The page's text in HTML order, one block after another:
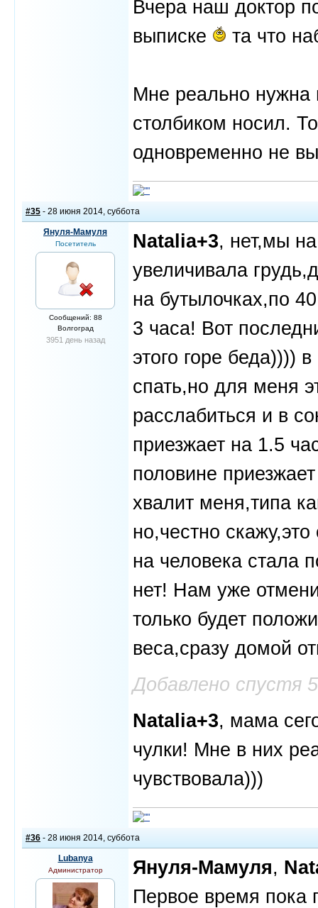
Вчера наш доктор
выписке
та что
Мне реально нужна
столбиком носил.
одновременно не
#35 - 28 июня 2014, суббота
Януля-Мамуля
Посетитель
Сообщений: 88
Волгоград
3951 день назад
Natalia+3, нет,мы
увеличивала
на бутылочках,по
3 часа! Вот
этого горе беда))))
спать,но для меня
расслабиться и в
приезжает на 1.5
половине
хвалит меня,типа
но,честно
на человека стала
нет! Нам уже
только будет
веса,сразу домой
Добавлено спустя
Natalia+3, мама
чулки! Мне в них
чувствовала)))
#36 - 28 июня 2014, суббота
Lubanya
Администратор Януля-Мамуля,
Первое время пока